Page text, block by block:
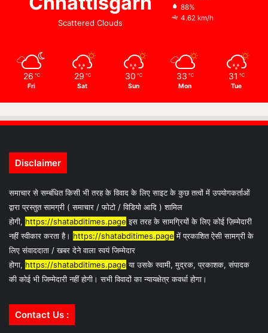
Scattered Clouds
88%
4.62 km/h
26 ℃
Fri
29 ℃
Sat
30 ℃
Sun
33 ℃
Mon
31 ℃
Tue
Disclaimer
समाचार से सम्बंधित किसी भी तरह के विवाद के लिए साइट के कुछ तत्वों में उपयोगकर्ताओं
द्वारा प्रस्तुत सामग्री ( समाचार / फोटो / विडियो आदि ) शामिल
होगी, https://shatabditimes.page इस तरह के सामग्रियों के लिए कोई ज़िम्मेदारी
नहीं स्वीकार करता है। https://shatabditimes.page में प्रकाशित ऐसी सामग्री के
लिए संवाददाता / खबर देने वाला स्वयं जिम्मेदार
होगा, https://shatabditimes.page या उसके स्वामी, मुद्रक, प्रकाशक, संपादक
की कोई भी जिम्मेदारी नहीं होगी। सभी विवादों का न्यायक्षेत्र कवर्धा होगा।
Contact Us :